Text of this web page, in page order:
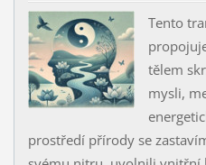
Tento
tělem
mysli,
prostředí přírody se